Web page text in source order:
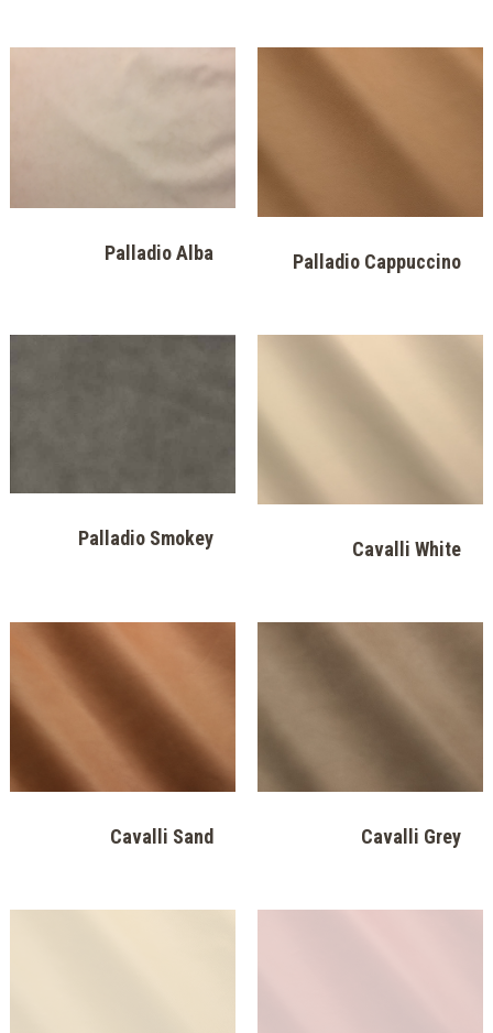
Palladio Alba Palladio Cappuccino
Palladio Smokey Cavalli White
Cavalli Sand Cavalli Grey